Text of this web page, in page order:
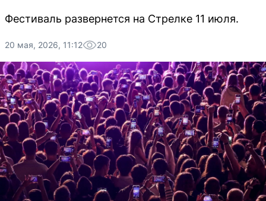
Фестиваль развернется на Стрелке 11 июля.
20 мая, 2026, 11:12 20